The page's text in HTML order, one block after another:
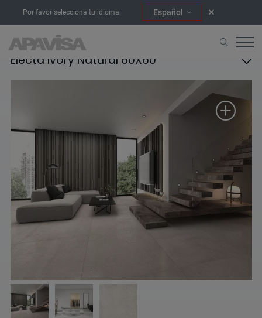
Por favor selecciona tu idioma: Español
Electa Ivory Natural 60X60